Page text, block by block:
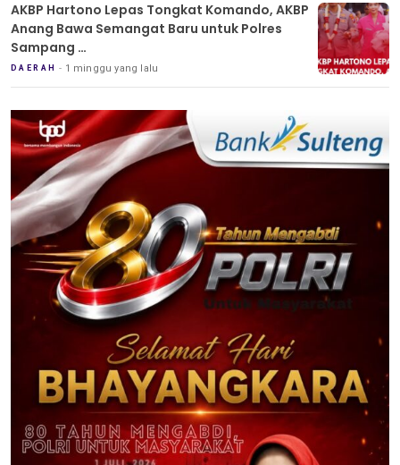
AKBP Hartono Lepas Tongkat Komando, AKBP
Anang Bawa Semangat Baru untuk Polres
Sampang
Tradisi Pedang Pora Iringi Sertijab Kapolres
Sampang
DAERAH 1 minggu yang lalu